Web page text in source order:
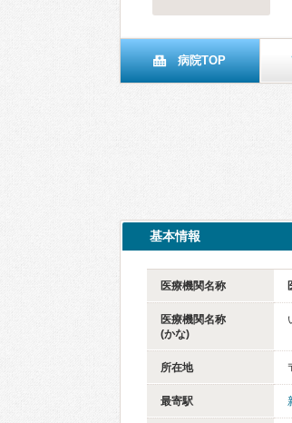
病院TOP
基本情報
医療機関名称
医療機関名称
(かな)
所在地
最寄駅